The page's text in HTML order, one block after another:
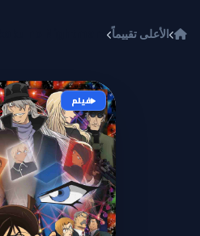
الأعلى تقييماً
فيلم